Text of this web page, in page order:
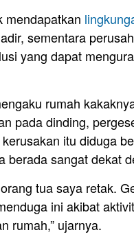
mendapatkan
sementara
yang dapat
rumah
pada dinding,
itu diduga
berada sangat dekat
tua saya retak.
ini akibat
rumah,” ujarnya.